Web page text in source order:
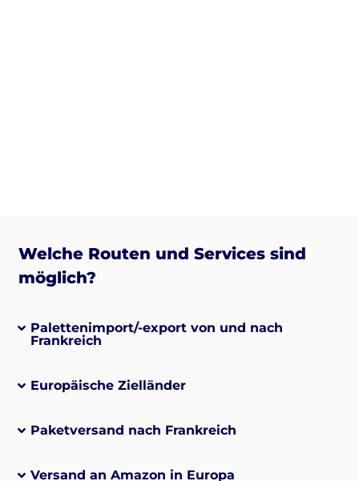
Welche Routen und Services sind
möglich?
Palettenimport/-export von und nach
Frankreich
Europäische Zielländer
Paketversand nach Frankreich
Versand an Amazon in Europa